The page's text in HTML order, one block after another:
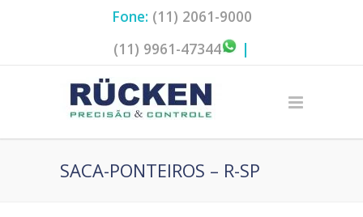
Fone: (11) 2061-9000
(11) 9961-47344
|
SACA-PONTEIROS – R-SP